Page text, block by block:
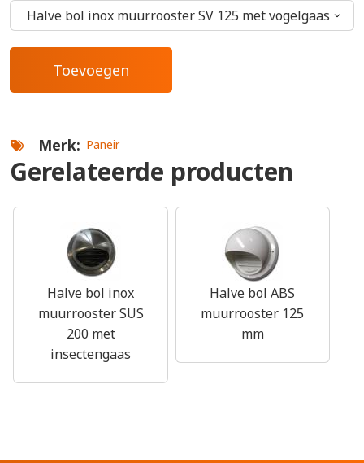
Merk Paneir
Gerelateerde producten
Halve bol inox
muurrooster SUS
200 met
insectengaas
Halve bol ABS
muurrooster 125
mm